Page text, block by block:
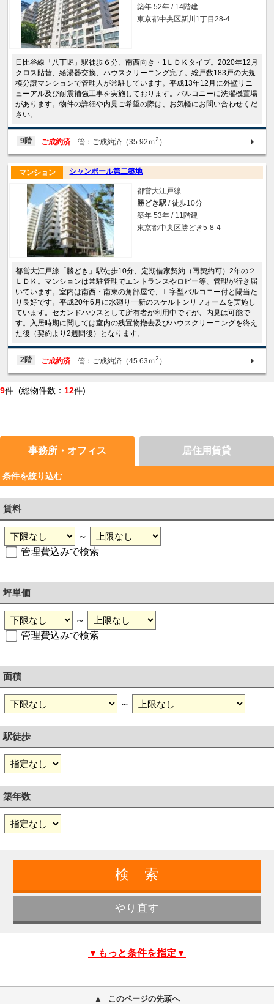
築年 52年 / 14階建
東京都中央区新川1丁目28-4
日比谷線「八丁堀」駅徒歩６分、南西向き・1ＬＤＫタイプ。2020年12月
クロス貼替、給湯器交換、ハウスクリーニング完了。総戸数183戸の大規
模分譲マンションで管理人が常駐しています。平成13年12月に外壁リニ
ューアル及び耐震補強工事を実施しております。バルコニーに洗濯機置場
があります。物件の詳細や内見ご希望の際は、お気軽にお問い合わせくだ
さい。
9階 ご成約済 管：ご成約済（35.92ｍ2 ）
シャンボール第二築地
マンション
都営大江戸線
勝どき駅 / 徒歩10分
築年 53年 / 11階建
東京都中央区勝どき5-8-4
都営大江戸線「勝どき」駅徒歩10分、定期借家契約（再契約可）2年の２
ＬＤＫ。マンションは常駐管理でエントランスやロビー等、管理が行き届
いています。室内は南西・南東の角部屋で、Ｌ字型バルコニー付と陽当た
り良好です。平成20年6月に水廻り一新のスケルトンリフォームを実施し
ています。セカンドハウスとして所有者が利用中ですが、内見は可能で
す。入居時期に関しては室内の残置物撤去及びハウスクリーニングを終え
た後（契約より2週間後）となります。
2階 ご成約済 管：ご成約済（45.63ｍ2 ）
9件 (総物件数： 12件)
事務所・オフィス 居住用賃貸
条件を絞り込む
賃料
～
管理費込みで検索
坪単価
～
管理費込みで検索
面積
～
駅徒歩
築年数
▼もっと条件を指定▼
このページの先頭へ